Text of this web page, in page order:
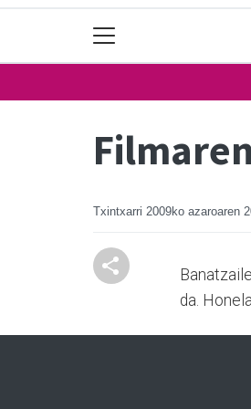
Txintxarri 2009ko azaroaren
da.